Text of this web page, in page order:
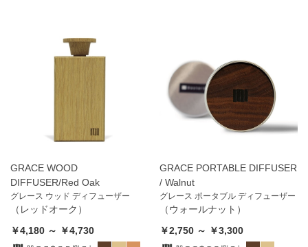
GRACE WOOD
DIFFUSER/Red Oak
グレース ウッド ディフューザー
（レッドオーク）
￥4,180 ～ ￥4,730
GRACE PORTABLE DIFFUSER
/ Walnut
グレース ポータブル ディフューザー
（ウォールナット）
￥2,750 ～ ￥3,300